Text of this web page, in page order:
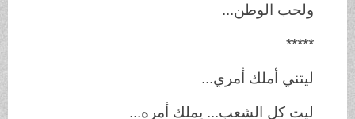
ولحب الوطن...
*****
ليتني أملك أمري...
ليت كل الشعب... يملك أمره...